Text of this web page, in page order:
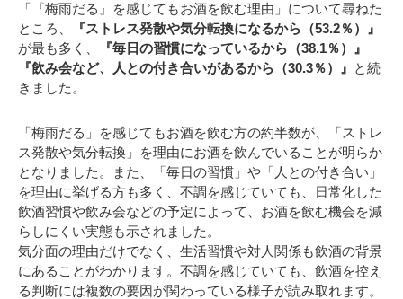
「『梅雨だる』を感じてもお酒を飲む理由」について尋ねた
ところ、
『ストレス発散や気分転換になるから（53.2％）』
が最も多く、
『毎日の習慣になっているから（38.1％）』
『飲み会など、人との付き合いがあるから（30.3％）』 と続
きました。
「梅雨だる」を感じてもお酒を飲む方の約半数が、「ストレ
ス発散や気分転換」を理由にお酒を飲んでいることが明らか
となりました。また、「毎日の習慣」や「人との付き合い」
を理由に挙げる方も多く、不調を感じていても、日常化した
飲酒習慣や飲み会などの予定によって、お酒を飲む機会を減
らしにくい実態も示されました。
気分面の理由だけでなく、生活習慣や対人関係も飲酒の背景
にあることがわかります。不調を感じていても、飲酒を控え
る判断には複数の要因が関わっている様子が読み取れます。